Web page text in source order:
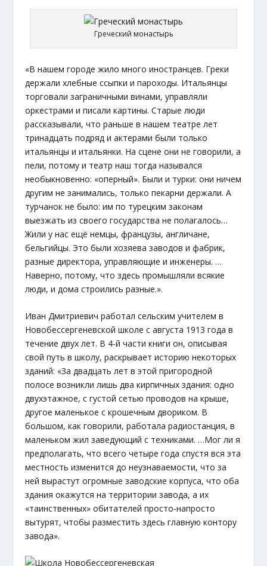
Греческий монастырь
«В нашем городе жило много иностранцев. Греки
держали хлебные ссыпки и пароходы. Итальянцы
торговали заграничными винами, управляли
оркестрами и писали картины. Старые люди
рассказывали, что раньше в нашем театре лет
тринадцать подряд и актерами были только
итальянцы и итальянки. На сцене они не говорили, а
пели, потому и театр наш тогда назывался
необыкновенно: «оперный». Были и турки: они ничем
другим не занимались, только пекарни держали. А
турчанок не было: им по турецким законам
выезжать из своего государства не полагалось…
Жили у нас ещё немцы, французы, англичане,
бельгийцы. Это были хозяева заводов и фабрик,
разные директора, управляющие и инженеры. …
Наверно, потому, что здесь промышляли всякие
люди, и дома строились разные.».
Иван Дмитриевич работал сельским учителем в
Новобессергеневской школе с августа 1913 года в
течение двух лет. В 4-й части книги он, описывая
свой путь в школу, раскрывает историю некоторых
зданий: «За двадцать лет в этой пригородной
полосе возникли лишь два кирпичных здания: одно
двухэтажное, с густой сетью проводов на крыше,
другое маленькое с крошечным двориком. В
большом, как говорили, работала радиостанция, в
маленьком жил заведующий с техниками. …Мог ли я
предполагать, что всего четыре года спустя вся эта
местность изменится до неузнаваемости, что за
ней вырастут огромные заводские корпуса, что оба
здания окажутся на территории завода, а их
«таинственных» обитателей просто-напросто
вытурят, чтобы разместить здесь главную контору
завода».